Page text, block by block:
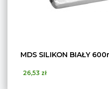
MDS SILIKON BIAŁY
26,53 zł